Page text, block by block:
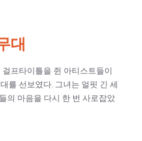
대
프타이틀을 쥔 아티스트들이
를 선보였다. 그녀는 얼핏 긴 세
의 마음을 다시 한 번 사로잡았